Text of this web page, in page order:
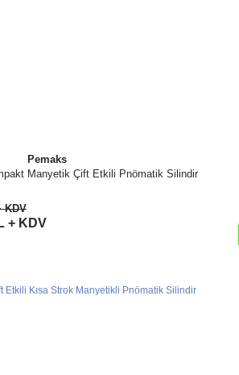
Pemaks
Manyetik Çift Etkili Pnömatik Silindir
KDV
+ KDV
İncele
Sepete Ekle